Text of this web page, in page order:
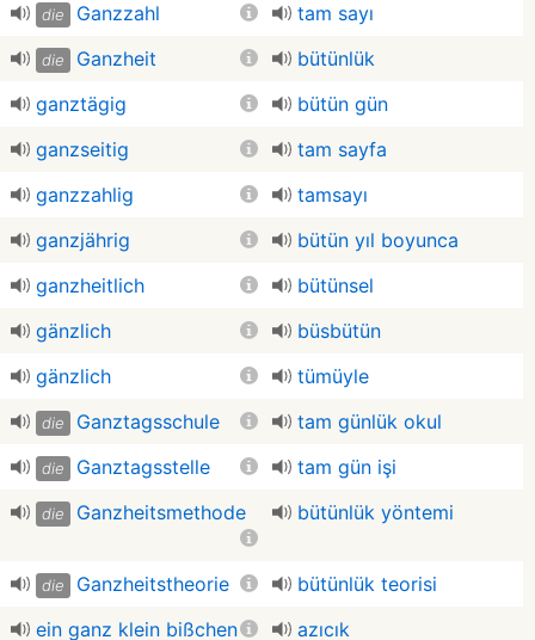
die Ganzzahl tam sayı
die Ganzheit
bütünlük
ganztägig
bütün gün
ganzseitig
tam sayfa
ganzzahlig
tamsayı
ganzjährig
bütün yıl boyunca
ganzheitlich
bütünsel
gänzlich
büsbütün
gänzlich
tümüyle
die Ganztagsschule tam günlük okul
die Ganztagsstelle tam gün işi
die Ganzheitsmethode bütünlük yöntemi
die Ganzheitstheorie
bütünlük teorisi
ein ganz klein bißchen
azıcık